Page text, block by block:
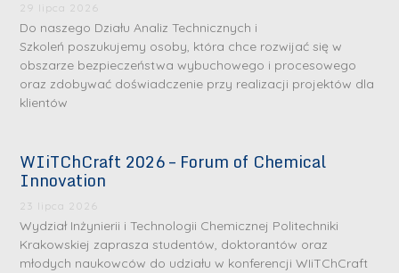
29 lipca 2026
Do naszego Działu Analiz Technicznych i
Szkoleń poszukujemy osoby, która chce rozwijać się w
obszarze bezpieczeństwa wybuchowego i procesowego
oraz zdobywać doświadczenie przy realizacji projektów dla
klientów
WIiTChCraft 2026 – Forum of Chemical
Innovation
23 lipca 2026
Wydział Inżynierii i Technologii Chemicznej Politechniki
Krakowskiej zaprasza studentów, doktorantów oraz
młodych naukowców do udziału w konferencji WIiTChCraft